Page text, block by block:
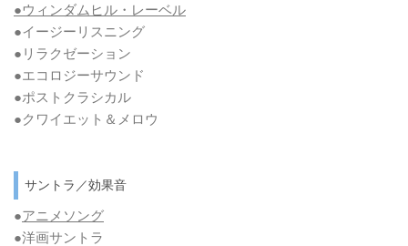
●ウィンダムヒル・レーベル
●イージーリスニング
●リラクゼーション
●エコロジーサウンド
●ポストクラシカル
●クワイエット＆メロウ
サントラ／効果音
●アニメソング
●洋画サントラ